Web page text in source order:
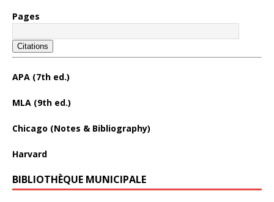
Pages
Citations
APA (7th ed.)
MLA (9th ed.)
Chicago (Notes & Bibliography)
Harvard
BIBLIOTHÈQUE MUNICIPALE